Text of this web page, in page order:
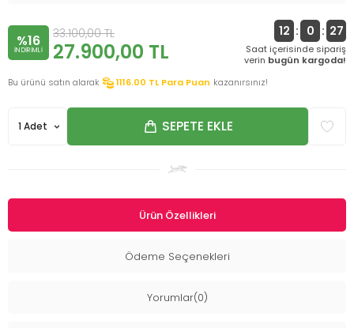
%16
INDIRIMLI
33.100,00TL
27.900,00 TL
12 : 0 : 27
Saat içerisinde sipariş
verin bugün kargoda!
Bu ürünü satın alarak
1116.00 TL Para Puan kazanırsınız!
SEPETE EKLE
Ürün Özellikleri
Ödeme Seçenekleri
Yorumlar(0)